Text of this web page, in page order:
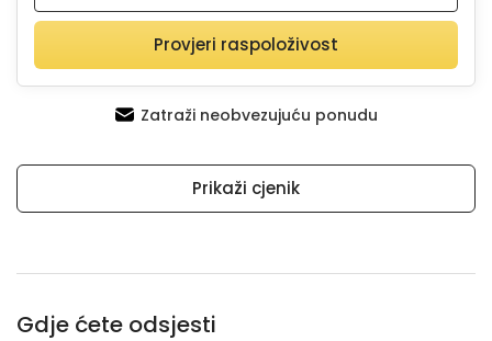
Provjeri raspoloživost
Zatraži neobvezujuću ponudu
Prikaži cjenik
Gdje ćete odsjesti